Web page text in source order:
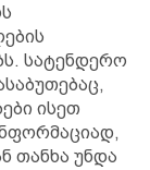
სატენდერო
ისეთ
თანხა უნდა